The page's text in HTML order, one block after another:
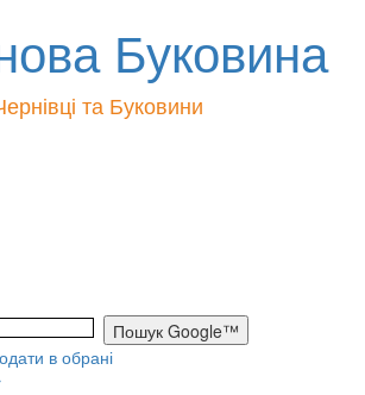
Буковина
та Буковини
в обрані